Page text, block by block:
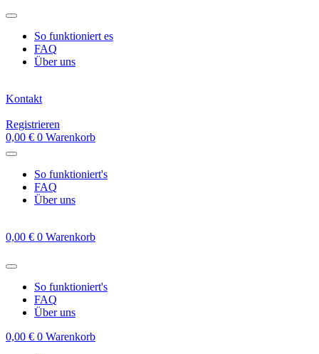
Zum
springenSo funktioniert es
FAQ
Über uns
Kontakt
Registrieren
0,00 € 0 Warenkorb
So funktioniert's
FAQ
Über uns
0,00 € 0 Warenkorb
So funktioniert's
FAQ
Über uns
0,00 € 0 Warenkorb